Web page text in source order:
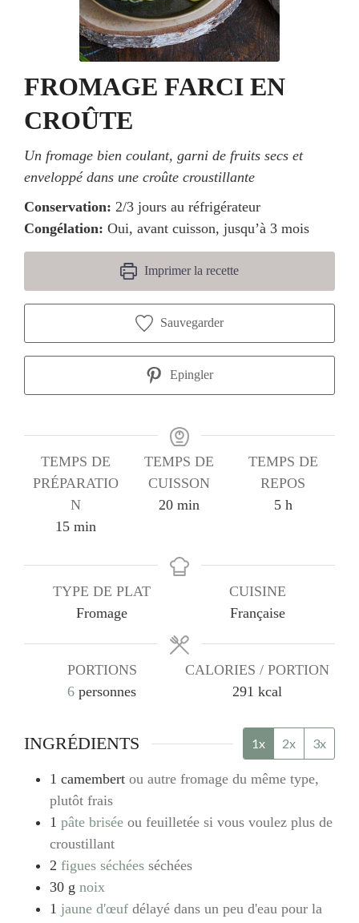
FROMAGE FARCI EN
CROÛTE
Un fromage bien coulant, garni de fruits secs et
enveloppé dans une croûte croustillante
Conservation: 2/3 jours au réfrigérateur
Congélation: Oui, avant cuisson, jusqu’à 3 mois
Imprimer la recette
Sauvegarder
Epingler
TEMPS DE
PRÉPARATIO
N
15minutes
min
TEMPS DE
CUISSON
20minutes
min
TEMPS DE
REPOS
5heures
h
TYPE DE PLAT
Fromage
CUISINE
Française
PORTIONS
6 personnes
CALORIES / PORTION
291 kcal
INGRÉDIENTS 1x 2x 3x
1 camembert ou autre fromage du même type,
plutôt frais
1 pâte brisée ou feuilletée si vous voulez plus de
croustillant
2 figues séchées séchées
30 g noix
1 jaune d'œuf délayé dans un peu d'eau pour la